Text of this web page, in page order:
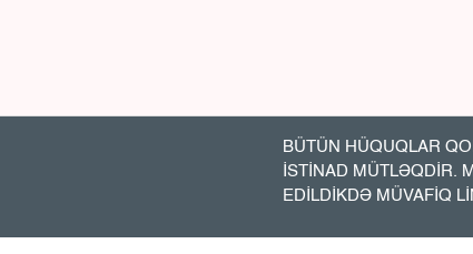
BÜTÜN HÜQUQLAR
İSTİNAD MÜTLƏQDİR.
EDİLDİKDƏ MÜVAFİQ